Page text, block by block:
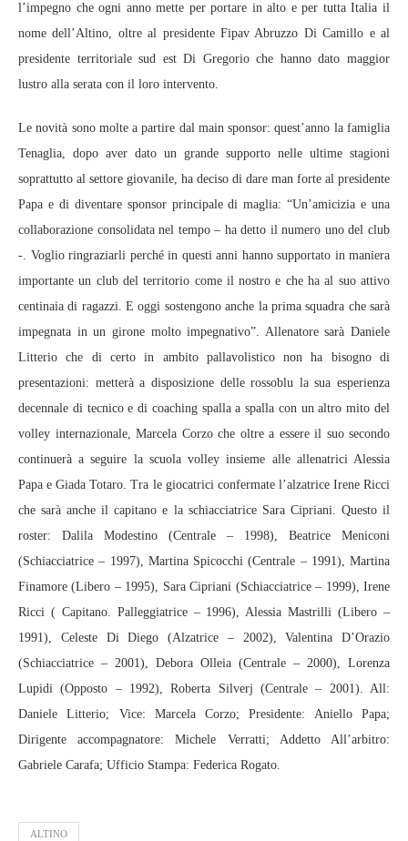
l’impegno che ogni anno mette per portare in alto e per tutta Italia il
nome dell’Altino, oltre al presidente Fipav Abruzzo Di Camillo e al
presidente territoriale sud est Di Gregorio che hanno dato maggior
lustro alla serata con il loro intervento.
Le novità sono molte a partire dal main sponsor: quest’anno la famiglia
Tenaglia, dopo aver dato un grande supporto nelle ultime stagioni
soprattutto al settore giovanile, ha deciso di dare man forte al presidente
Papa e di diventare sponsor principale di maglia: “Un’amicizia e una
collaborazione consolidata nel tempo – ha detto il numero uno del club
-. Voglio ringraziarli perché in questi anni hanno supportato in maniera
importante un club del territorio come il nostro e che ha al suo attivo
centinaia di ragazzi. E oggi sostengono anche la prima squadra che sarà
impegnata in un girone molto impegnativo”. Allenatore sarà Daniele
Litterio che di certo in ambito pallavolistico non ha bisogno di
presentazioni: metterà a disposizione delle rossoblu la sua esperienza
decennale di tecnico e di coaching spalla a spalla con un altro mito del
volley internazionale, Marcela Corzo che oltre a essere il suo secondo
continuerà a seguire la scuola volley insieme alle allenatrici Alessia
Papa e Giada Totaro. Tra le giocatrici confermate l’alzatrice Irene Ricci
che sarà anche il capitano e la schiacciatrice Sara Cipriani. Questo il
roster: Dalila Modestino (Centrale – 1998), Beatrice Meniconi
(Schiacciatrice – 1997), Martina Spicocchi (Centrale – 1991), Martina
Finamore (Libero – 1995), Sara Cipriani (Schiacciatrice – 1999), Irene
Ricci ( Capitano. Palleggiatrice – 1996), Alessia Mastrilli (Libero –
1991), Celeste Di Diego (Alzatrice – 2002), Valentina D’Orazio
(Schiacciatrice – 2001), Debora Olleia (Centrale – 2000), Lorenza
Lupidi (Opposto – 1992), Roberta Silverj (Centrale – 2001). All:
Daniele Litterio; Vice: Marcela Corzo; Presidente: Aniello Papa;
Dirigente accompagnatore: Michele Verratti; Addetto All’arbitro:
Gabriele Carafa; Ufficio Stampa: Federica Rogato.
ALTINO